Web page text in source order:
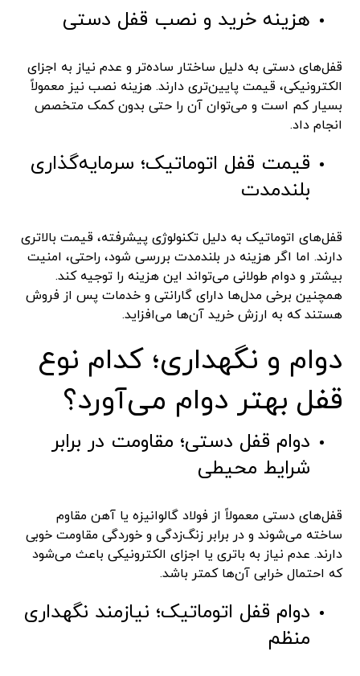
هزینه خرید و نصب قفل دستی
قفل‌های دستی به دلیل ساختار ساده‌تر و عدم نیاز به اجزای
الکترونیکی، قیمت پایین‌تری دارند. هزینه نصب نیز معمولاً
بسیار کم است و می‌توان آن را حتی بدون کمک متخصص
انجام داد.
قیمت قفل اتوماتیک؛ سرمایه‌گذاری
بلندمدت
قفل‌های اتوماتیک به دلیل تکنولوژی پیشرفته، قیمت بالاتری
دارند. اما اگر هزینه در بلندمدت بررسی شود، راحتی، امنیت
بیشتر و دوام طولانی می‌تواند این هزینه را توجیه کند.
همچنین برخی مدل‌ها دارای گارانتی و خدمات پس از فروش
هستند که به ارزش خرید آن‌ها می‌افزاید.
دوام و نگهداری؛ کدام نوع
قفل بهتر دوام می‌آورد؟
دوام قفل دستی؛ مقاومت در برابر
شرایط محیطی
قفل‌های دستی معمولاً از فولاد گالوانیزه یا آهن مقاوم
ساخته می‌شوند و در برابر زنگ‌زدگی و خوردگی مقاومت خوبی
دارند. عدم نیاز به باتری یا اجزای الکترونیکی باعث می‌شود
که احتمال خرابی آن‌ها کمتر باشد.
دوام قفل اتوماتیک؛ نیازمند نگهداری
منظم